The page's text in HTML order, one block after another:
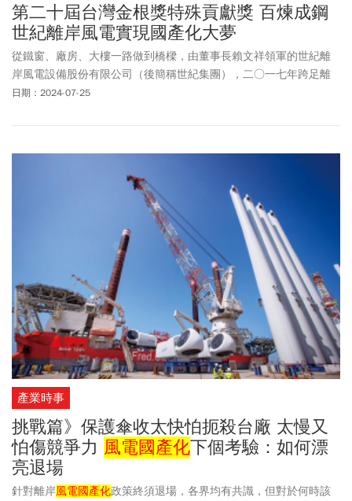
第二十屆台灣金根獎特殊貢獻獎 百煉成鋼
世紀離岸風電實現國產化大夢
從鐵窗、廠房、大樓一路做到橋樑，由董事長賴文祥領軍的世紀離
岸風電設備股份有限公司（後簡稱世紀集團），二○一七年跨足離
岸風電，從無到有，打造離岸風電水下基礎鋼構產品，一次次克服
日期：2024-07-25
產業時事
挑戰篇》保護傘收太快怕扼殺台廠 太慢又
怕傷競爭力 風電國產化下個考驗：如何漂
亮退場
針對離岸風電國產化政策終須退場，各界均有共識，但對於何時該